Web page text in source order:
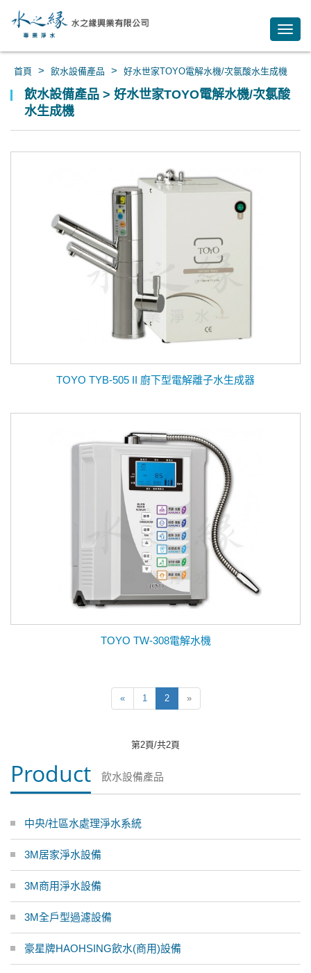
首頁 > 飲水設備產品 > 好水世家TOYO電解水機/次氯酸水生成機
飲水設備產品 > 好水世家TOYO電解水機/次氯酸
水生成機
TOYO TYB-505 II 廚下型電解離子水生成器
TOYO TW-308電解水機
« 1 2 »
第2頁/共2頁
Product 飲水設備產品
中央/社區水處理淨水系統
3M居家淨水設備
3M商用淨水設備
3M全戶型過濾設備
豪星牌HAOHSING飲水(商用)設備